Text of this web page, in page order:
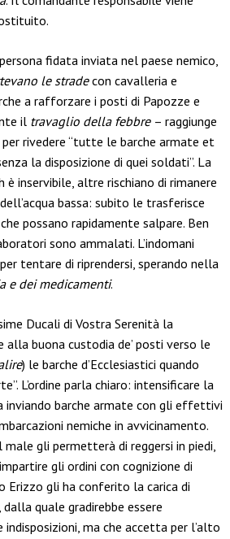
fidata inviata nel paese nemico,
le stradecon cavalleria e
a rafforzare i posti di Papozze e
il travaglio della febbre – raggiunge
rivedere “tutte le barche armate et
la disposizione di quei soldati”. La
è inservibile, altre rischiano di rimanere
bassa: subito le trasferisce
possano rapidamente salpare. Ben
sono ammalati. L’indomani
tentare di riprendersi, sperando nella
e dei medicamenti.
Ducali di Vostra Serenità la
alla buona custodia de’ posti verso le
) le barche d’Ecclesiastici quando
L’ordine parla chiaro: intensificare la
inviando barche armate con gli effettivi
nemiche in avvicinamento.
male gli permetterà di reggersi in piedi,
gli ordini con cognizione di
Erizzo gli ha conferito la carica di
dalla quale gradirebbe essere
indisposizioni, ma che accetta per l’alto